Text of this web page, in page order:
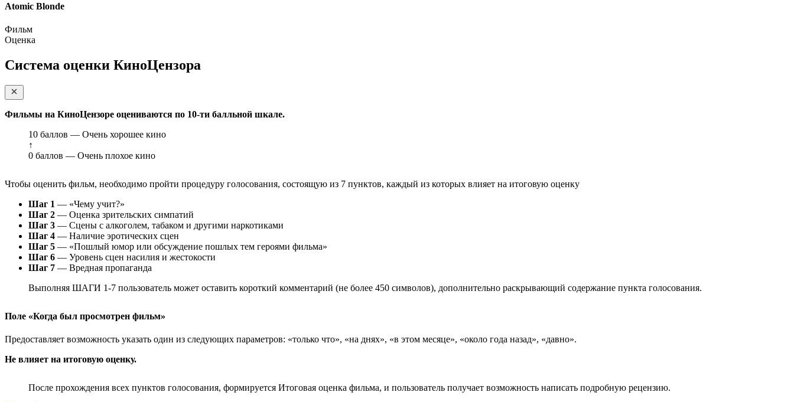
Atomic Blonde
Фильм
Оценка
Система оценки КиноЦензора
Фильмы на КиноЦензоре оцениваются по 10-ти балльной шкале.
10 баллов — Очень хорошее кино
↑
0 баллов — Очень плохое кино
Чтобы оценить фильм, необходимо пройти процедуру голосования, состоящую из 7 пунктов, каждый из которых влияет на итоговую оценку
Шаг 1 — «Чему учит?»
Шаг 2 — Оценка зрительских симпатий
Шаг 3 — Сцены с алкоголем, табаком и другими наркотиками
Шаг 4 — Наличие эротических сцен
Шаг 5 — «Пошлый юмор или обсуждение пошлых тем героями фильма»
Шаг 6 — Уровень сцен насилия и жестокости
Шаг 7 — Вредная пропаганда
Выполняя ШАГИ 1-7 пользователь может оставить короткий комментарий (не более 450 символов), дополнительно раскрывающий содержание пункта голосования.
Поле «Когда был просмотрен фильм»
Предоставляет возможность указать один из следующих параметров: «только что», «на днях», «в этом месяце», «около года назад», «давно».
Не влияет на итоговую оценку.
После прохождения всех пунктов голосования, формируется Итоговая оценка фильма, и пользователь получает возможность написать подробную рецензию.